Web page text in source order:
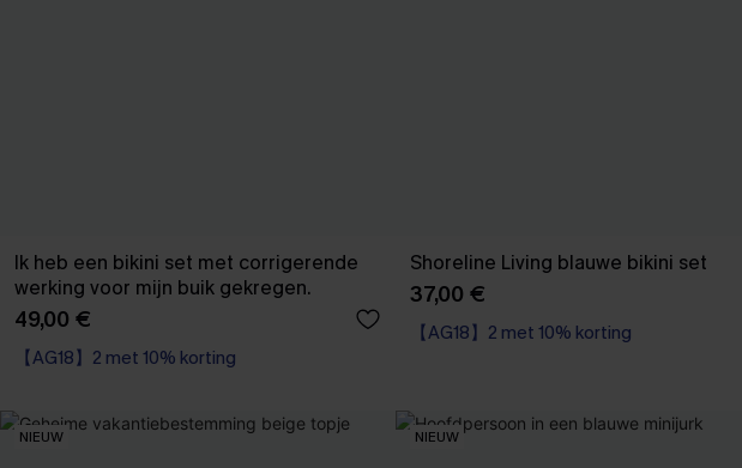
Ik heb een bikini set met corrigerende
werking voor mijn buik gekregen.
49,00 €
【AG18】2 met 10% korting
【AG18】2 met 10% korting
Shoreline Living blauwe bikini set
37,00 €
【AG18】2 met 10% korting
NIEUW NIEUW